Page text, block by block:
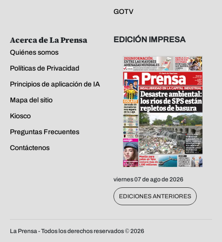
GOTV
Acerca de La Prensa
Quiénes somos
Políticas de Privacidad
Principios de aplicación de IA
Mapa del sitio
Kiosco
Preguntas Frecuentes
Contáctenos
EDICIÓN IMPRESA
viernes 07 de ago de 2026
EDICIONES ANTERIORES
La Prensa - Todos los derechos reservados ©2026